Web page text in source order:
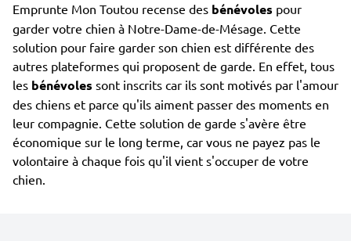
Emprunte Mon Toutou recense des bénévoles pour
garder votre chien à Notre-Dame-de-Mésage. Cette
solution pour faire garder son chien est différente des
autres plateformes qui proposent de garde. En effet, tous
les bénévoles sont inscrits car ils sont motivés par l'amour
des chiens et parce qu'ils aiment passer des moments en
leur compagnie. Cette solution de garde s'avère être
économique sur le long terme, car vous ne payez pas le
volontaire à chaque fois qu'il vient s'occuper de votre
chien.